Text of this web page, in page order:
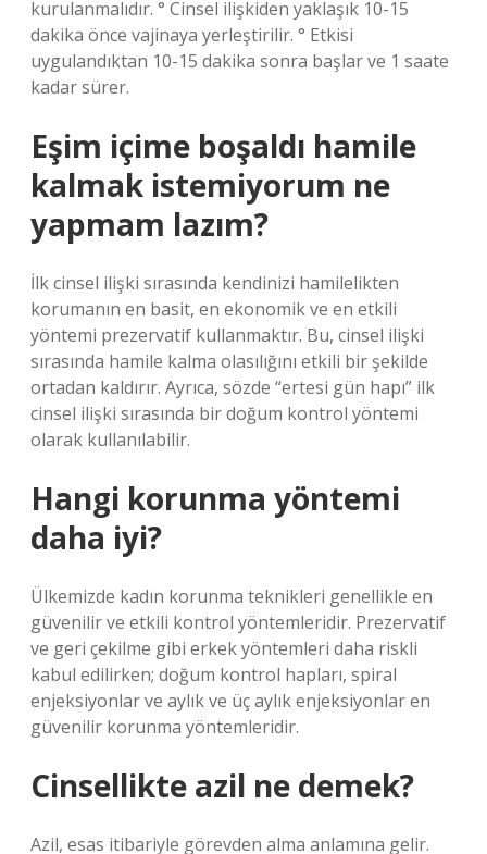
kurulanmalıdır. ° Cinsel ilişkiden yaklaşık 10-15
dakika önce vajinaya yerleştirilir. ° Etkisi
uygulandıktan 10-15 dakika sonra başlar ve 1 saate
kadar sürer.
Eşim içime boşaldı hamile
kalmak istemiyorum ne
yapmam lazım?
İlk cinsel ilişki sırasında kendinizi hamilelikten
korumanın en basit, en ekonomik ve en etkili
yöntemi prezervatif kullanmaktır. Bu, cinsel ilişki
sırasında hamile kalma olasılığını etkili bir şekilde
ortadan kaldırır. Ayrıca, sözde “ertesi gün hapı” ilk
cinsel ilişki sırasında bir doğum kontrol yöntemi
olarak kullanılabilir.
Hangi korunma yöntemi
daha iyi?
Ülkemizde kadın korunma teknikleri genellikle en
güvenilir ve etkili kontrol yöntemleridir. Prezervatif
ve geri çekilme gibi erkek yöntemleri daha riskli
kabul edilirken; doğum kontrol hapları, spiral
enjeksiyonlar ve aylık ve üç aylık enjeksiyonlar en
güvenilir korunma yöntemleridir.
Cinsellikte azil ne demek?
Azil, esas itibariyle görevden alma anlamına gelir.